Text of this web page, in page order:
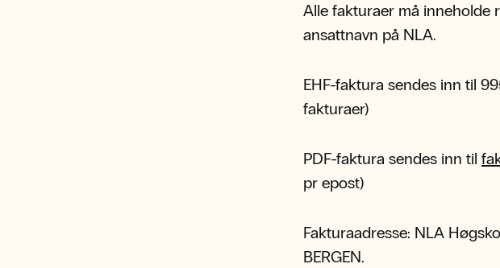
Alle fakturaer må inneholde
ansattnavn på NLA.
EHF-faktura sendes inn til
fakturaer)
PDF-faktura sendes inn til
pr epost)
Fakturaadresse: NLA
BERGEN.